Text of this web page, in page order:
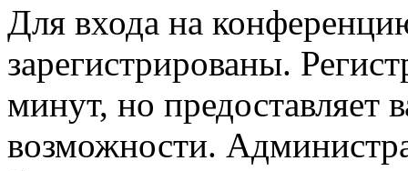
Для входа на
зарегистрированы.
минут, но предоставляет
возможности.